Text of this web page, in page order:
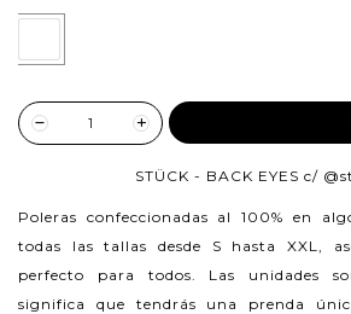
STÜCK - BACK EYES c/
Poleras confeccionadas al 100% en
todas las tallas desde S hasta XXL,
perfecto para todos. Las unidades
significa que tendrás una prenda